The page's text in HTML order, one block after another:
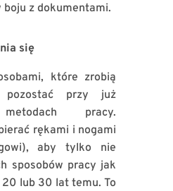
boju z dokumentami.
się
które zrobią
pozostać przy już
pracy.
rękami i nogami
aby tylko nie
sposobów pracy jak
lub 30 lat temu. To